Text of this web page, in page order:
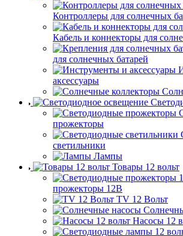
Контроллеры для солнечных
Кабель и коннекторы для
для солнечных батарей
аксессуары
прожекторы
светильники
Лампы
Товары 12 вольт
прожекторы 12В
TV 12 Вольт
Насосы 12